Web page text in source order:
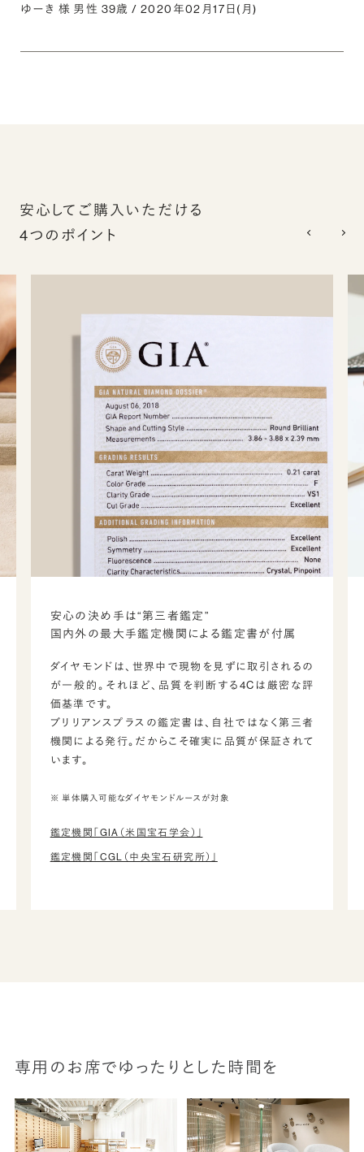
ゆーき 様 男性 39歳 / 2020年02月17日(月)
安心してご購入いただける
4つのポイント
安心の決め手は“第三者鑑定”
国内外の最大手鑑定機関による鑑定書が付属
ダイヤモンドは、世界中で現物を見ずに取引されるの
が一般的。それほど、品質を判断する4Cは厳密な評
価基準です。
ブリリアンスプラスの鑑定書は、自社ではなく第三者
機関による発行。だからこそ確実に品質が保証されて
います。
※ 単体購入可能なダイヤモンドルースが対象
鑑定機関「GIA（米国宝石学会）」
鑑定機関「CGL（中央宝石研究所）」
専用のお席でゆったりとした時間を